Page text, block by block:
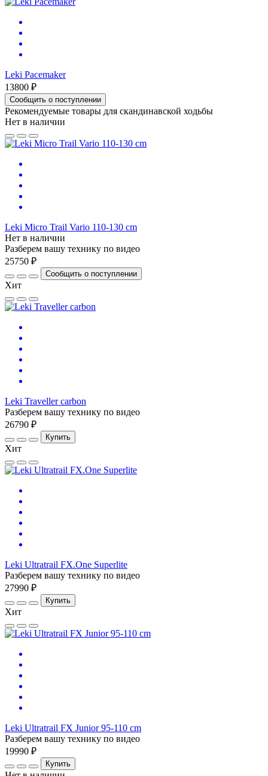
Leki Pacemaker
13800 ₽
Сообщить о поступлении
Рекомендуемые товары для скандинавской ходьбы
Нет в наличии
Leki Micro Trail Vario 110-130 cm
Нет в наличии
Разберем вашу технику по видео
25750 ₽
Сообщить о поступлении
Хит
Leki Traveller carbon
Разберем вашу технику по видео
26790 ₽
Купить
Хит
Leki Ultratrail FX.One Superlite
Разберем вашу технику по видео
27990 ₽
Купить
Хит
Leki Ultratrail FX Junior 95-110 cm
Разберем вашу технику по видео
19990 ₽
Купить